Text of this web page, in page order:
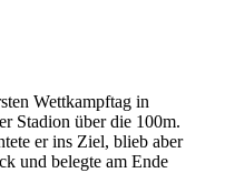
Wettkampftag in
Stadion über die 100m.
er ins Ziel, blieb aber
und belegte am Ende